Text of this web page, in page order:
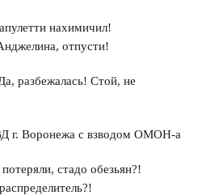
нахимичил!
отпусти!
разбежалась! Стой, не
г. Воронежа с взводом ОМОН-а
стадо обезьян?!